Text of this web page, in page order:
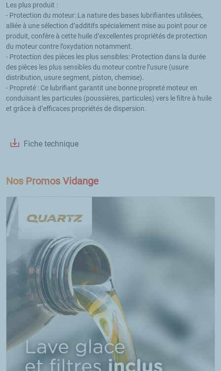
Les plus produit :
- Protection du moteur: La nature des bases lubrifiantes utilisées,
alliée à une sélection d’additifs spécialement mise au point pour ce
produit, confère à cette huile d’excellentes propriétés de protection
du moteur contre l’oxydation notamment.
- Protection des pièces les plus sensibles: Protection dans la durée
des pièces les plus sensibles du moteur contre l’usure (usure
distribution, usure segment, piston, chemise).
- Propreté : Ce lubrifiant garantit une bonne propreté moteur en
conduisant les particules (poussières, particules) vers le filtre à huile
et grâce à d’efficaces propriétés de dispersion.
Fiche technique
Nos Promos Vidange